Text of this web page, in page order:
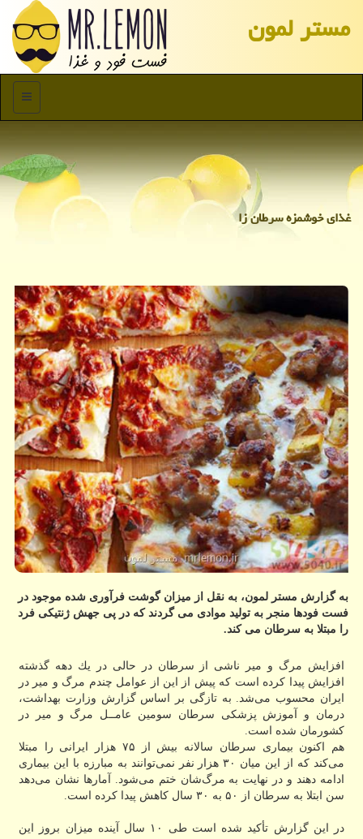
مستر لمون
منو
غذای خوشمزه سرطان زا
به گزارش مستر لمون، به نقل از میزان گوشت فرآوری شده موجود در
فست فودها منجر به تولید موادی می گردند كه در پی جهش ژنتیكی فرد
را مبتلا به سرطان می كند.
افزایش مرگ و میر ناشی از سرطان در حالی در یك دهه گذشته
افزایش پیدا كرده است كه پیش از این از عوامل چندم مرگ و میر در
ایران محسوب می‌شد. به تازگی بر اساس گزارش وزارت بهداشت،
درمان و آموزش پزشكی سرطان سومین عامــل مرگ و میر در
كشورمان شده است.
هم اكنون بیماری سرطان سالانه بیش از ۷۵ هزار ایرانی را مبتلا
می‌كند كه از این میان ۳۰ هزار نفر نمی‌توانند به مبارزه با این بیماری
ادامه دهند و در نهایت به مرگ‌شان ختم می‌شود. آمارها نشان می‌دهد
سن ابتلا به سرطان از ۵۰ به ۳۰ سال كاهش پیدا كرده است.
در این گزارش تأكید شده است طی ۱۰ سال آینده میزان بروز این